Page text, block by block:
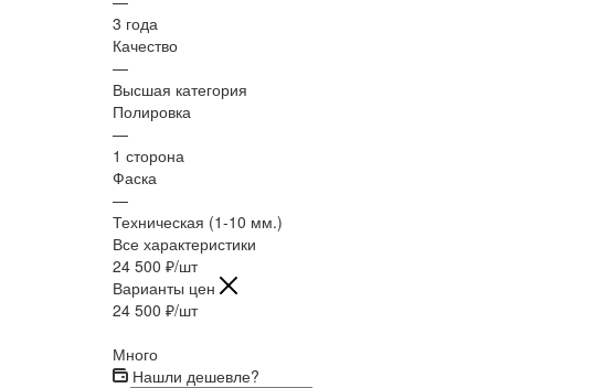
3 года
Качество
—
Высшая категория
Полировка
—
1 сторона
Фаска
—
Техническая (1-10 мм.)
Все характеристики
24 500 ₽/шт
Варианты цен
24 500 ₽/шт
Много
Нашли дешевле?